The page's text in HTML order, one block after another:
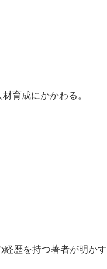
育成にかかわる。
歴を持つ著者が明かす